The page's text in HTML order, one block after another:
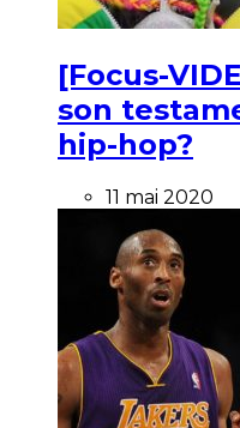
[Focus-
son
hip-hop?
11 mai 2020